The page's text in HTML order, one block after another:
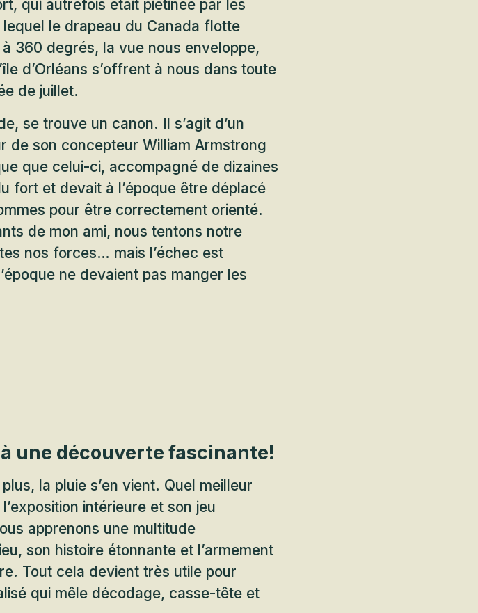
qui autrefois était piétinée par les
le drapeau du Canada flotte
360 degrés, la vue nous enveloppe,
d’Orléans s’offrent à nous dans toute
de juillet.
se trouve un canon. Il s’agit d’un
de son concepteur William Armstrong
que celui-ci, accompagné de dizaines
fort et devait à l’époque être déplacé
pour être correctement orienté.
de mon ami, nous tentons notre
nos forces… mais l’échec est
ne devaient pas manger les
une découverte fascinante!
la pluie s’en vient. Quel meilleur
intérieure et son jeu
apprenons une multitude
son histoire étonnante et l’armement
Tout cela devient très utile pour
qui mêle décodage, casse-tête et